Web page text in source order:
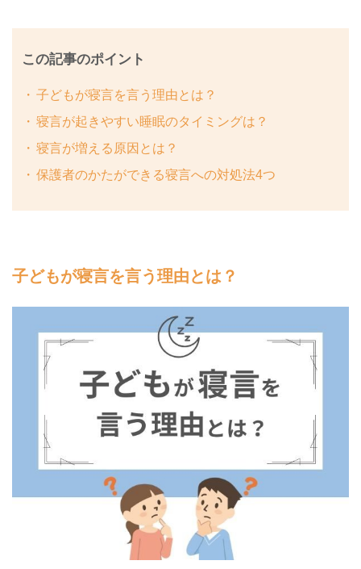
この記事のポイント
子どもが寝言を言う理由とは？
寝言が起きやすい睡眠のタイミングは？
寝言が増える原因とは？
保護者のかたができる寝言への対処法4つ
子どもが寝言を言う理由とは？